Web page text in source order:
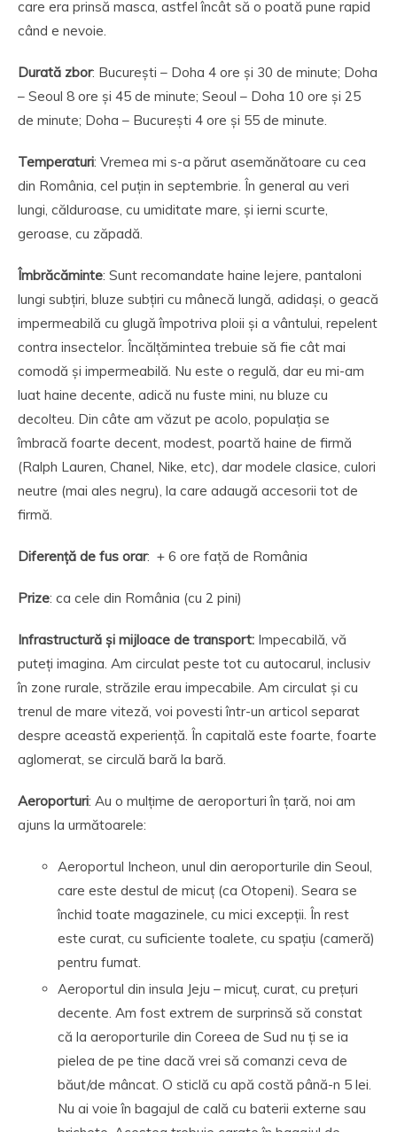
care era prinsă masca, astfel încât să o poată pune rapid
când e nevoie.
Durată zbor: București – Doha 4 ore și 30 de minute; Doha
– Seoul 8 ore și 45 de minute; Seoul – Doha 10 ore și 25
de minute; Doha – București 4 ore și 55 de minute.
Temperaturi: Vremea mi s-a părut asemănătoare cu cea
din România, cel puțin in septembrie. În general au veri
lungi, călduroase, cu umiditate mare, și ierni scurte,
geroase, cu zăpadă.
Îmbrăcăminte: Sunt recomandate haine lejere, pantaloni
lungi subțiri, bluze subțiri cu mânecă lungă, adidași, o geacă
impermeabilă cu glugă împotriva ploii și a vântului, repelent
contra insectelor. Încălțămintea trebuie să fie cât mai
comodă și impermeabilă. Nu este o regulă, dar eu mi-am
luat haine decente, adică nu fuste mini, nu bluze cu
decolteu. Din câte am văzut pe acolo, populația se
îmbracă foarte decent, modest, poartă haine de firmă
(Ralph Lauren, Chanel, Nike, etc), dar modele clasice, culori
neutre (mai ales negru), la care adaugă accesorii tot de
firmă.
Diferență de fus orar: + 6 ore față de România
Prize: ca cele din România (cu 2 pini)
Infrastructură și mijloace de transport: Impecabilă, vă
puteți imagina. Am circulat peste tot cu autocarul, inclusiv
în zone rurale, străzile erau impecabile. Am circulat și cu
trenul de mare viteză, voi povesti într-un articol separat
despre această experiență. În capitală este foarte, foarte
aglomerat, se circulă bară la bară.
Aeroporturi: Au o mulțime de aeroporturi în țară, noi am
ajuns la următoarele:
Aeroportul Incheon, unul din aeroporturile din Seoul,
care este destul de micuț (ca Otopeni). Seara se
închid toate magazinele, cu mici excepții. În rest
este curat, cu suficiente toalete, cu spațiu (cameră)
pentru fumat.
Aeroportul din insula Jeju – micuț, curat, cu prețuri
decente. Am fost extrem de surprinsă să constat
că la aeroporturile din Coreea de Sud nu ți se ia
pielea de pe tine dacă vrei să comanzi ceva de
băut/de mâncat. O sticlă cu apă costă până-n 5 lei.
Nu ai voie în bagajul de cală cu baterii externe sau